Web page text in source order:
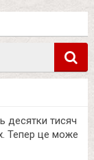
десятки тисяч
Тепер це може